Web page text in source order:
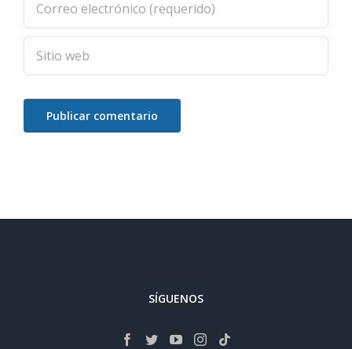
SÍGUENOS